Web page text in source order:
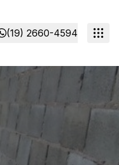
(19) 2660-4594